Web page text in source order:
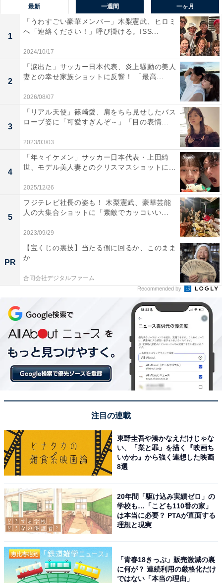
最新 一週間 一ヶ月
1
「うわすごい豪華メンバー」木梨憲武、ヒロミ
へ「連絡ください！」呼び掛ける。ISS...
2024/10/17
2
「涙出た」サッカー日本代表、炎上騒動の美人
妻との幸せ家族ショットに反響！ 「最高...
2026/08/07
3
「リアル天使」篠崎愛、肩をちら見せしたバス
ローブ姿に「可愛すぎんぞ～」「目の表情...
2023/03/03
4
「年々イケメン」サッカー日本代表・上田綺
世、モデル美人妻とのクリスマスショットに...
2025/12/26
5
フジテレビ社長の姿も！ 木梨憲武、豪華芸能
人の大集合ショットに「素敵でカッコいい...
2023/09/29
PR
【宝くじの裏技】当たる側に回るか、このまま
か
合同会社デジタルファーム
Recommended by
注目の連載
東野圭吾や湊かなえだけじゃな
い、「業と罪」を描く『映画ち
いかわ』から強く連想した映画
8選
20年間「駆け込み実績ゼロ」の
学校も…「こども110番の家」
は本当に必要？ PTAが直面する
理想と現実
「青春18きっぷ」販売激減の裏
に何が？ 連続利用の厳格化だけ
ではない「本当の理由」